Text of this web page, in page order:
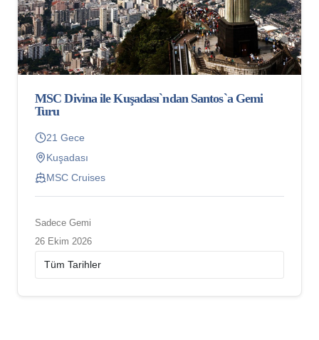
MSC Divina ile Kuşadası`ndan Santos`a Gemi
Turu
21 Gece
Kuşadası
MSC Cruises
Sadece Gemi
26 Ekim 2026